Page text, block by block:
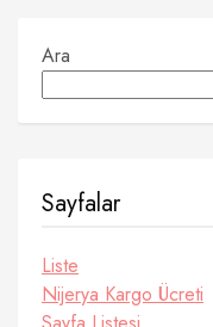
Ara
Sayfalar
Liste
Nijerya Kargo Ücreti